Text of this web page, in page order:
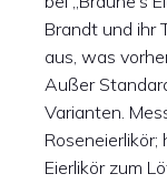
Brandt und ihr
aus, was
Außer
Varianten.
Eierlikör zum